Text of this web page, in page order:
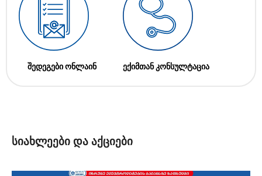
შედეგები ონლაინ ექიმთან კონსულტაცია
სიახლეები და აქციები